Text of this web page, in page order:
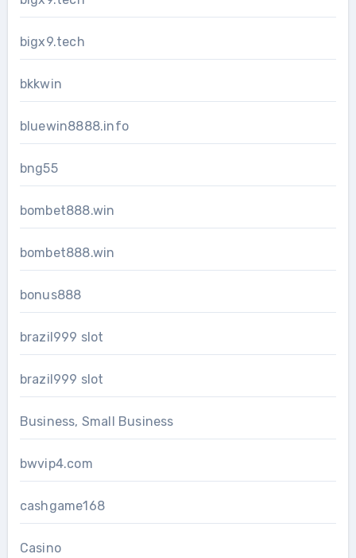
bigx9.tech
bkkwin
bluewin8888.info
bng55
bombet888.win
bombet888.win
bonus888
brazil999 slot
brazil999 slot
Business, Small Business
bwvip4.com
cashgame168
Casino